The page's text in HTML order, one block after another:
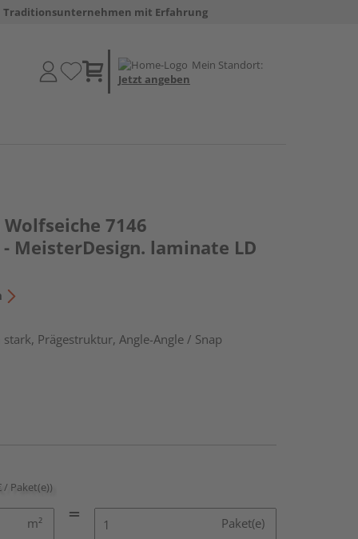
Traditionsunternehmen mit Erfahrung
Mein Standort:
Jetzt angeben
7146
MeisterDesign. laminate LD
Prägestruktur, Angle-Angle / Snap
/ Paket(e))
m² Paket(e)